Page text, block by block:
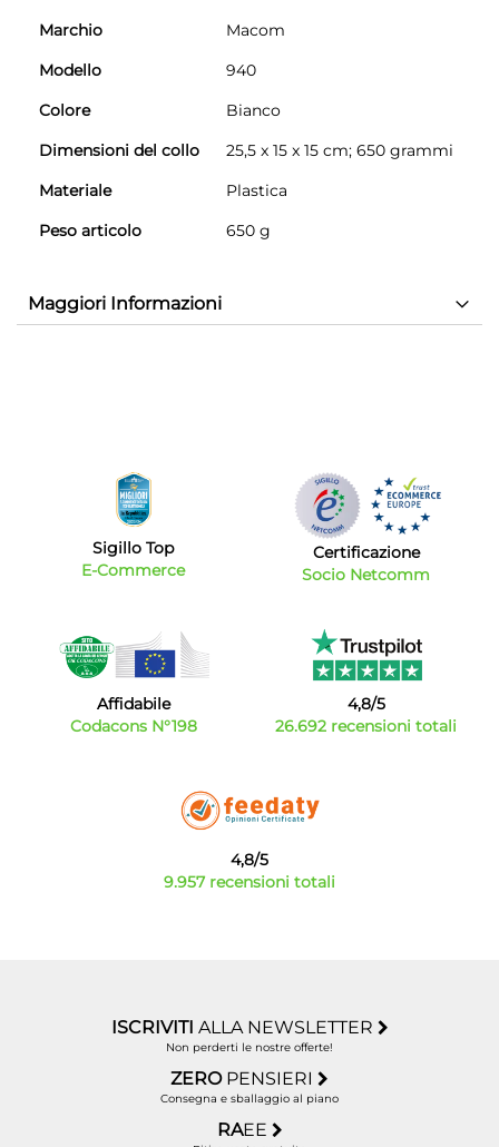
Marchio
‎Macom
Modello
‎940
Colore
‎Bianco
Dimensioni del collo
‎25,5 x 15 x 15 cm; 650 grammi
Materiale
‎Plastica
Peso articolo
‎650 g
Maggiori Informazioni
Sigillo Top
E-Commerce
Certificazione
Socio Netcomm
Affidabile
Codacons N°198
4,8/5
26.692 recensioni totali
4,8/5
9.957 recensioni totali
ISCRIVITI ALLA NEWSLETTER
Non perderti le nostre offerte!
ZERO PENSIERI
Consegna e sballaggio al piano
RAEE